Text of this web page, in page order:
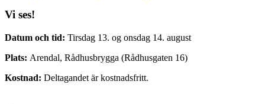
Vi ses!
Datum och tid: Tirsdag 13. og onsdag 14. august
Plats: Arendal, Rådhusbrygga (Rådhusgaten 16)
Kostnad: Deltagandet är kostnadsfritt.